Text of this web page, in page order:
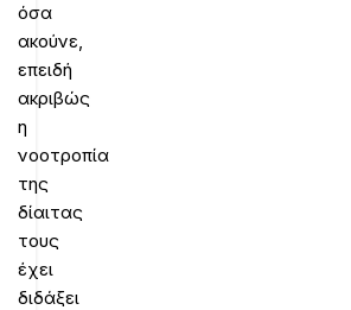
όσα
ακούνε,
επειδή
ακριβώς
η
νοοτροπία
της
δίαιτας
τους
έχει
διδάξει